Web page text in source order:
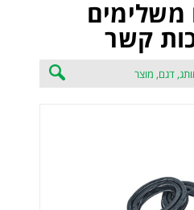
משלימים
קשר